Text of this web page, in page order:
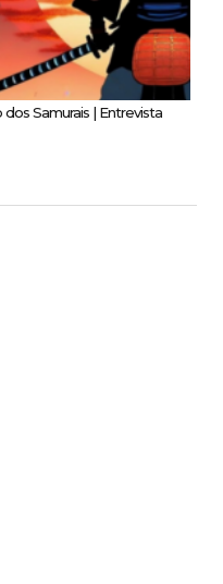
Samurais | Entrevista